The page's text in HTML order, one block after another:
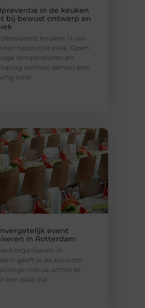
in de keuken
bij bewust ontwerp en
keuken is van
een risicovolle plek. Open
temperaturen en
vormen samen een
waar
event
in Rotterdam
organiseren in
geeft je de kans om
indruk achter te
een stad die